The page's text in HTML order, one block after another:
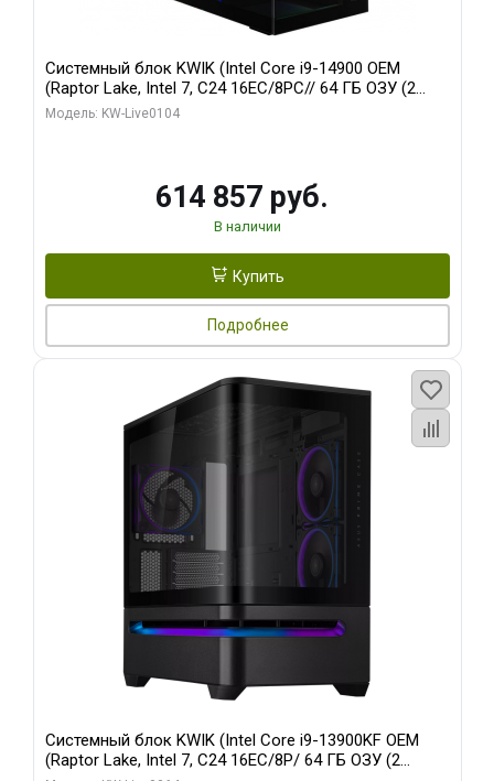
Системный блок KWIK (Intel Core i9-14900 OEM
(Raptor Lake, Intel 7, C24 16EC/8PC// 64 ГБ ОЗУ (2
модуля)/ Afox RTX4090 24GB GDDR6X 384-Bit 3xDP
Модель: KW-Live0104
614 857 руб.
В наличии
Купить
Подробнее
Системный блок KWIK (Intel Core i9-13900KF OEM
(Raptor Lake, Intel 7, C24 16EC/8P/ 64 ГБ ОЗУ (2